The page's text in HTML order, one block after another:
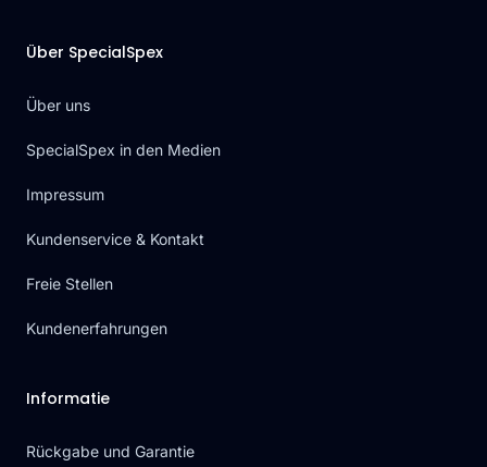
Über SpecialSpex
Über uns
SpecialSpex in den Medien
Impressum
Kundenservice & Kontakt
Freie Stellen
Kundenerfahrungen
Informatie
Rückgabe und Garantie